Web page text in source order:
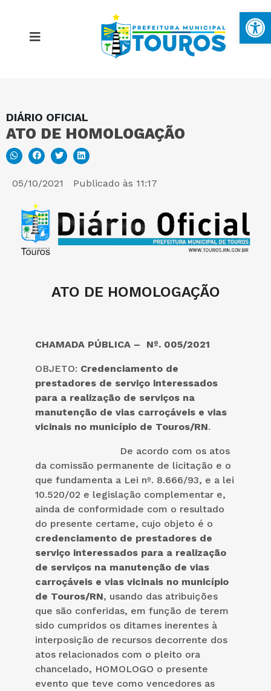
DIÁRIO OFICIAL
ATO DE HOMOLOGAÇÃO
05/10/2021 Publicado às 11:17
ATO DE HOMOLOGAÇÃO
CHAMADA PÚBLICA – Nº. 005/2021
OBJETO: Credenciamento de
prestadores de serviço interessados
para a realização de serviços na
manutenção de vias carroçáveis e vias
vicinais no município de Touros/RN.
De acordo com os atos
da comissão permanente de licitação e o
que fundamenta a Lei nº. 8.666/93, e a lei
10.520/02 e legislação complementar e,
ainda de conformidade com o resultado
do presente certame, cujo objeto é o
credenciamento de prestadores de
serviço interessados para a realização
de serviços na manutenção de vias
carroçáveis e vias vicinais no município
de Touros/RN, usando das atribuições
que são conferidas, em função de terem
sido cumpridos os ditames inerentes à
interposição de recursos decorrente dos
atos relacionados com o pleito ora
chancelado, HOMOLOGO o presente
evento que teve como vencedores as
MAPA DO SITE
PORTAL DA TRANSPARÊNCIA
E-SIC
PERGUNTAS FREQUENTES